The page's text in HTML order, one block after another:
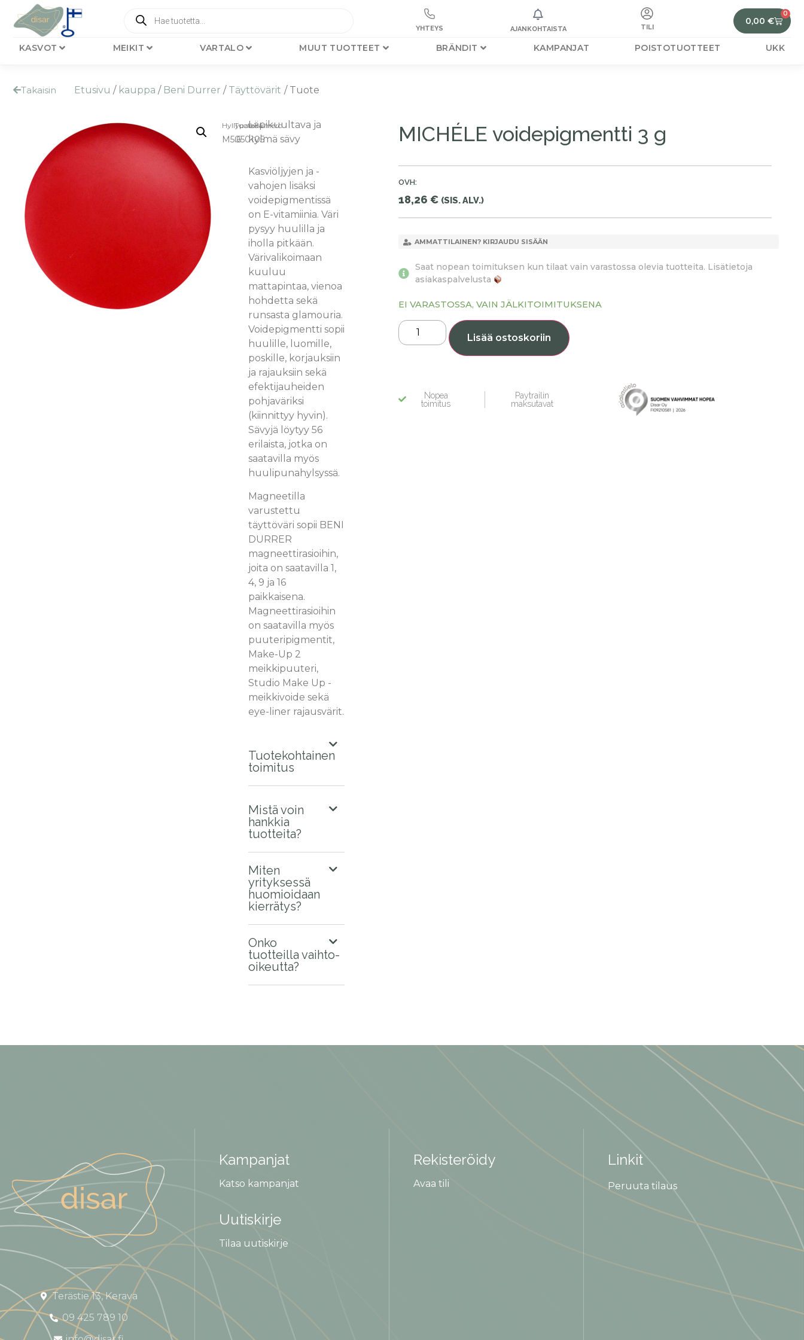
YHTEYS AJANKOHTAISTA TILI
0,00 €
0
KASVOT MEIKIT VARTALO MUUT TUOTTEET BRÄNDIT KAMPANJAT POISTOTUOTTEET UKK
Etusivu / kauppa / Beni Durrer / Täyttövärit / Tuote
Takaisin
Hyllypaikka:
M5.6
Tuotenumero
050105
Läpikuultava ja
kylmä sävy
Kasviöljyjen ja -
vahojen lisäksi
voidepigmentissä
on E-vitamiinia. Väri
pysyy huulilla ja
iholla pitkään.
Värivalikoimaan
kuuluu
mattapintaa, vienoa
hohdetta sekä
runsasta glamouria.
Voidepigmentti sopii
huulille, luomille,
poskille, korjauksiin
ja rajauksiin sekä
efektijauheiden
pohjaväriksi
(kiinnittyy hyvin).
Sävyjä löytyy 56
erilaista, jotka on
saatavilla myös
huulipunahylsyssä.
Magneetilla
varustettu
täyttöväri sopii BENI
DURRER
magneettirasioihin,
joita on saatavilla 1,
4, 9 ja 16
paikkaisena.
Magneettirasioihin
on saatavilla myös
puuteripigmentit,
Make-Up 2
meikkipuuteri,
Studio Make Up -
meikkivoide sekä
eye-liner rajausvärit.
Tuotekohtainen
toimitus
Mistä voin
hankkia
tuotteita?
Miten
yrityksessä
huomioidaan
kierrätys?
Onko
tuotteilla vaihto-
oikeutta?
MICHÉLE voidepigmentti 3 g
OVH:
18,26 € (SIS. ALV.)
AMMATTILAINEN? KIRJAUDU SISÄÄN
Saat nopean toimituksen kun tilaat vain varastossa olevia tuotteita. Lisätietoja
asiakaspalvelusta
EI VARASTOSSA, VAIN JÄLKITOIMITUKSENA
Lisää ostoskoriin
Nopea
toimitus
Paytrailin
maksutavat
Terästie 13, Kerava
09 425 789 10
Kampanjat
Katso kampanjat
Uutiskirje
Tilaa uutiskirje
Rekisteröidy
Avaa tili
Linkit
Peruuta tilaus